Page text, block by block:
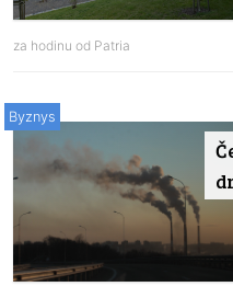
za hodinu od Patria
Byznys